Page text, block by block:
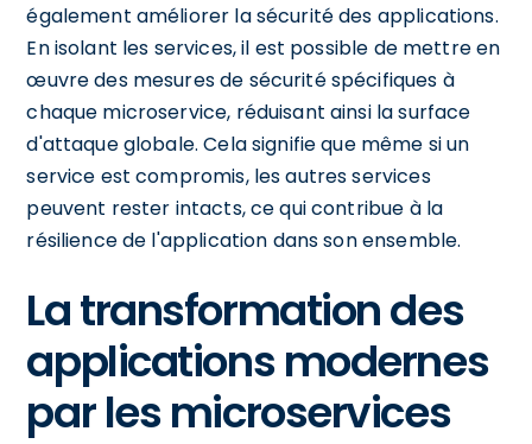
également améliorer la sécurité des applications.
En isolant les services, il est possible de mettre en
œuvre des mesures de sécurité spécifiques à
chaque microservice, réduisant ainsi la surface
d'attaque globale. Cela signifie que même si un
service est compromis, les autres services
peuvent rester intacts, ce qui contribue à la
résilience de l'application dans son ensemble.
La transformation des
applications modernes
par les microservices